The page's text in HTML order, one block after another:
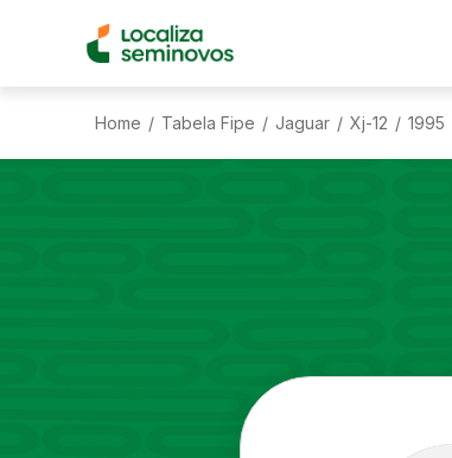
Home / Tabela Fipe / Jaguar / Xj-12 / 1995